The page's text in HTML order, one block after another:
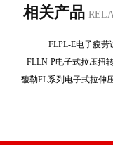
相关产品
FLPL-E电子疲
FLLN-P电子式拉压